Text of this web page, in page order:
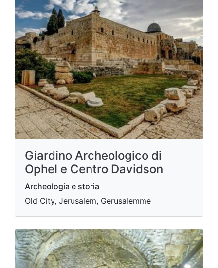
Giardino Archeologico di
Ophel e Centro Davidson
Archeologia e storia
Old City, Jerusalem, Gerusalemme